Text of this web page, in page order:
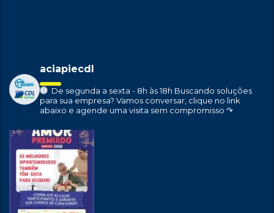
aciapiecdl
De segunda a sexta - 8h às 18h Buscando soluções
para sua empresa? Vamos conversar, clique no link
abaixo e agende uma visita sem compromisso ↷